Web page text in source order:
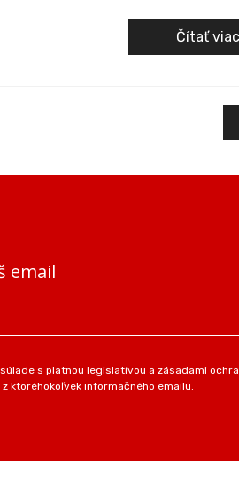
Čítať viac
email
s platnou legislatívou a zásadami
ktoréhokoľvek informačného emailu.